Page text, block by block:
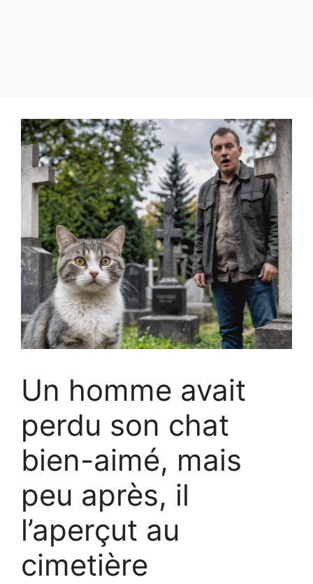
Un homme avait
perdu son chat
bien-aimé, mais
peu après, il
l’aperçut au
cimetière